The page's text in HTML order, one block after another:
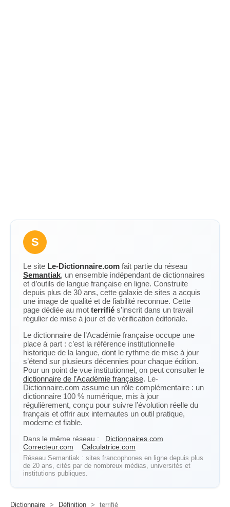
S
Le site Le-Dictionnaire.com fait partie du réseau
Semantiak, un ensemble indépendant de dictionnaires
et d’outils de langue française en ligne. Construite
depuis plus de 30 ans, cette galaxie de sites a acquis
une image de qualité et de fiabilité reconnue. Cette
page dédiée au mot terrifié s’inscrit dans un travail
régulier de mise à jour et de vérification éditoriale.
Le dictionnaire de l’Académie française occupe une
place à part : c’est la référence institutionnelle
historique de la langue, dont le rythme de mise à jour
s’étend sur plusieurs décennies pour chaque édition.
Pour un point de vue institutionnel, on peut consulter le
dictionnaire de l’Académie française. Le-
Dictionnaire.com assume un rôle complémentaire : un
dictionnaire 100 % numérique, mis à jour
régulièrement, conçu pour suivre l’évolution réelle du
français et offrir aux internautes un outil pratique,
moderne et fiable.
Dans le même réseau :
Dictionnaires.com
Correcteur.com
Calculatrice.com
Réseau Semantiak : sites francophones en ligne depuis plus
de 20 ans, cités par de nombreux médias, universités et
institutions publiques.
Dictionnaire > Définition > terrifié